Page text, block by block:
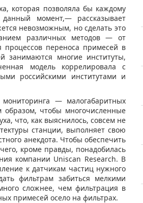
которая позволяла бы каждому
момент,— рассказывает
невозможным, но сделать это
различных методов — от
процессов переноса примесей в
занимаются многие институты,
модель коррелировала с
российскими институтами и
— малогабаритных
образом, чтобы многочисленные
что, как выяснилось, совсем не
станции, выполняет свою
анекдота. Чтобы обеспечить
кроме правды, понадобилась
компании Uniscan Research. В
к датчикам частиц нужного
фильтрам забиться мелкими
сложнее, чем фильтрация в
примесей осело на фильтрах.